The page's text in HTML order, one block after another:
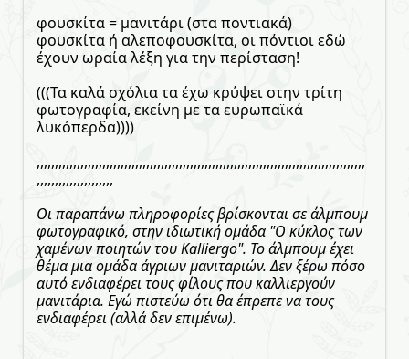
φουσκίτα = μανιτάρι (στα ποντιακά)
φουσκίτα ή αλεποφουσκίτα, οι πόντιοι εδώ
έχουν ωραία λέξη για την περίσταση!
(((Τα καλά σχόλια τα έχω κρύψει στην τρίτη
φωτογραφία, εκείνη με τα ευρωπαϊκά
λυκόπερδα))))
,,,,,,,,,,,,,,,,,,,,,,,,,,,,,,,,,,,,,,,,,,,,,,,,,,,,,,,,,,,,,,,,,,,,,,,,,,,,,,,,,,,,,,,,,,
,,,,,,,,,,,,,,,,,,,,,
Οι παραπάνω πληροφορίες βρίσκονται σε άλμπουμ
φωτογραφικό, στην ιδιωτική ομάδα "Ο κύκλος των
χαμένων ποιητών του Kalliergo". Το άλμπουμ έχει
θέμα μια ομάδα άγριων μανιταριών. Δεν ξέρω πόσο
αυτό ενδιαφέρει τους φίλους που καλλιεργούν
μανιτάρια. Εγώ πιστεύω ότι θα έπρεπε να τους
ενδιαφέρει (αλλά δεν επιμένω).